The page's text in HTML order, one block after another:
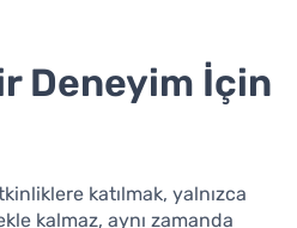
Deneyim İçin
katılmak, yalnızca
kalmaz, aynı zamanda